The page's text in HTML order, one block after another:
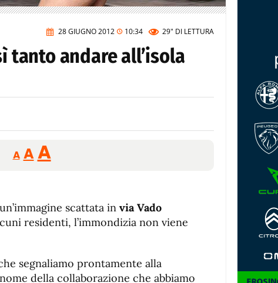
28 GIUGNO 2012 10:34 29" DI LETTURA
tanto andare all’isola
A
Reducir
tamaño
A Restablecer
tamaño
fuente
AAumentar
de
fuente.
scattata in via Vado
residenti, l’immondizia non viene
segnaliamo prontamente alla
della collaborazione che abbiamo